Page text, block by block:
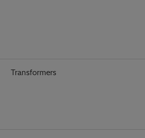
Transformers